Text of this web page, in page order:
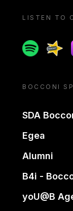
LISTEN TO
Spotify
BOCCONI
SDA
Egea
Alumni
B4i -
yoU@B